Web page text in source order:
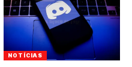
NOTÍCIAS